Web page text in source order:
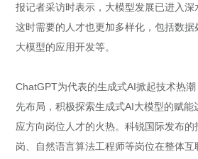
报记者采访时表示，大模型发展已进入深
这时需要的人才也更加多样化，包括数
大模型的应用开发等。
ChatGPT为代表的生成式AI掀起技术热
先布局，积极探索生成式AI大模型的赋
应方向岗位人才的火热。科锐国际发布
岗、自然语言算法工程师等岗位在整体